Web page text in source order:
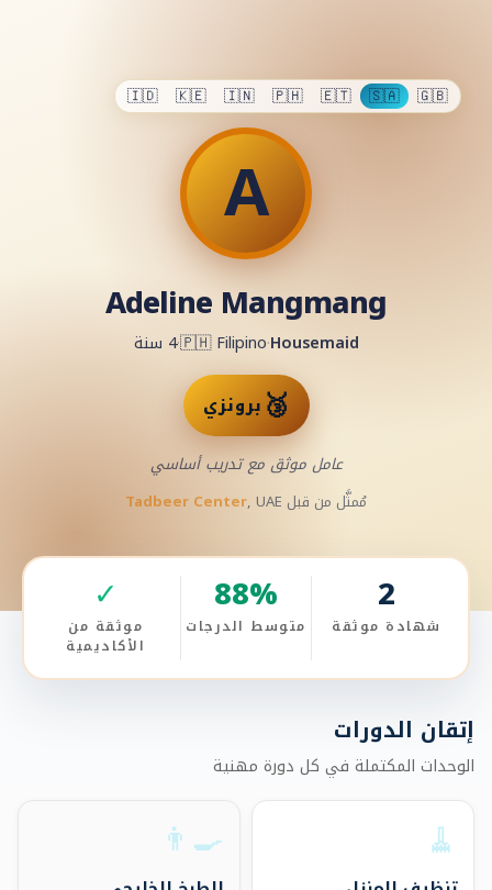
🇬🇧
🇸🇦
🇪🇹
🇵🇭
🇮🇳
🇰🇪
🇮🇩
A
Adeline Mangmang
Housemaid
·
🇵🇭 Filipino
·
4 سنة
🥉 برونزي
عامل موثق مع تدريب أساسي
مُمثَّل من قبل
Tadbeer Center, UAE
2
شهادة موثقة
88%
متوسط الدرجات
✓
موثقة من
الأكاديمية
إتقان الدورات
الوحدات المكتملة في كل دورة مهنية
🧹
👨‍🍳